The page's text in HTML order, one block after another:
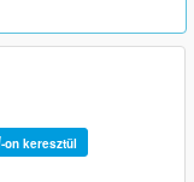
-on keresztül